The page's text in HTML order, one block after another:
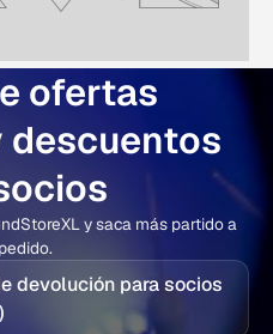
ofertas
descuentos
y saca más partido a
devolución para socios